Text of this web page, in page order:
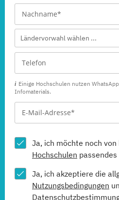
Ländervorwahl wählen ...
Einige Hochschulen nutzen
Infomaterials.
Ja, ich möchte noch
Hochschulen
Ja, ich akzeptiere die
Nutzungsbedingungen